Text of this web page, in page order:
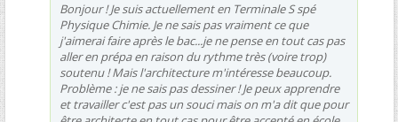
Bonjour ! Je suis actuellement en Terminale S spé
Physique Chimie. Je ne sais pas vraiment ce que
j'aimerai faire après le bac...je ne pense en tout cas pas
aller en prépa en raison du rythme très (voire trop)
soutenu ! Mais l'architecture m'intéresse beaucoup.
Problème : je ne sais pas dessiner ! Je peux apprendre
et travailler c'est pas un souci mais on m'a dit que pour